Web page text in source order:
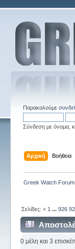
Παρακαλούμε
Σύνδεση με όνομα,
Αρχική Βοήθεια
Greek Watch Forum
Σελίδες: < 1 ... 926
0 μέλη και 3